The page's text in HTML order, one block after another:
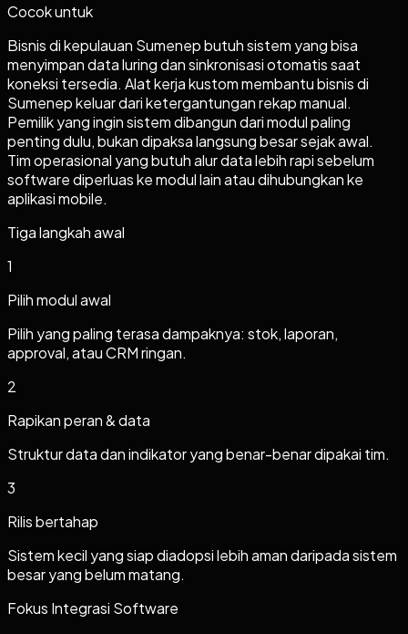
Cocok untuk
Bisnis di kepulauan Sumenep butuh sistem yang bisa
menyimpan data luring dan sinkronisasi otomatis saat
koneksi tersedia. Alat kerja kustom membantu bisnis di
Sumenep keluar dari ketergantungan rekap manual.
Pemilik yang ingin sistem dibangun dari modul paling
penting dulu, bukan dipaksa langsung besar sejak awal.
Tim operasional yang butuh alur data lebih rapi sebelum
software diperluas ke modul lain atau dihubungkan ke
aplikasi mobile.
Tiga langkah awal
1
Pilih modul awal
Pilih yang paling terasa dampaknya: stok, laporan,
approval, atau CRM ringan.
2
Rapikan peran & data
Struktur data dan indikator yang benar-benar dipakai tim.
3
Rilis bertahap
Sistem kecil yang siap diadopsi lebih aman daripada sistem
besar yang belum matang.
Fokus Integrasi Software